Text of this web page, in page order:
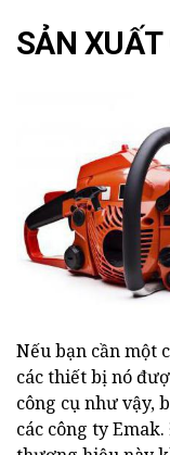
SẢN
Nếu bạn cần một
các thiết bị nó
công cụ như vậy,
các công ty